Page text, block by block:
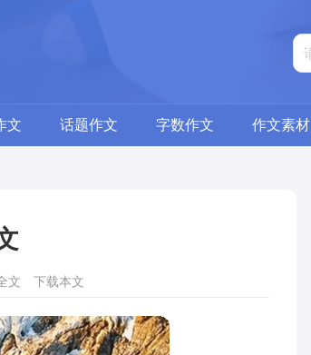
文 话题作文 字数作文 作文素材
文 下载本文